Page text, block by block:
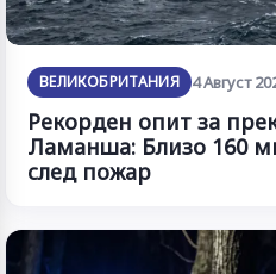
ВЕЛИКОБРИТАНИЯ 4 Август
Рекорден опит за
Ламанша: Близо 160
след пожар